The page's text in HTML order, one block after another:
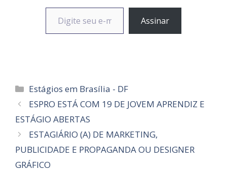
Digite seu e-mail…
Assinar
Categorias
Estágios em Brasília - DF
ESPRO ESTÁ COM 19 DE JOVEM APRENDIZ E
ESTÁGIO ABERTAS
ESTAGIÁRIO (A) DE MARKETING,
PUBLICIDADE E PROPAGANDA OU DESIGNER
GRÁFICO